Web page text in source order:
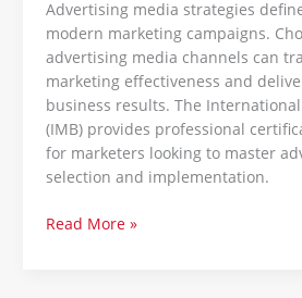
Advertising media strategies
modern marketing campaigns.
advertising media channels can
marketing effectiveness and
business results. The
(IMB) provides professional
for marketers looking to master
selection and implementation.
Read More »